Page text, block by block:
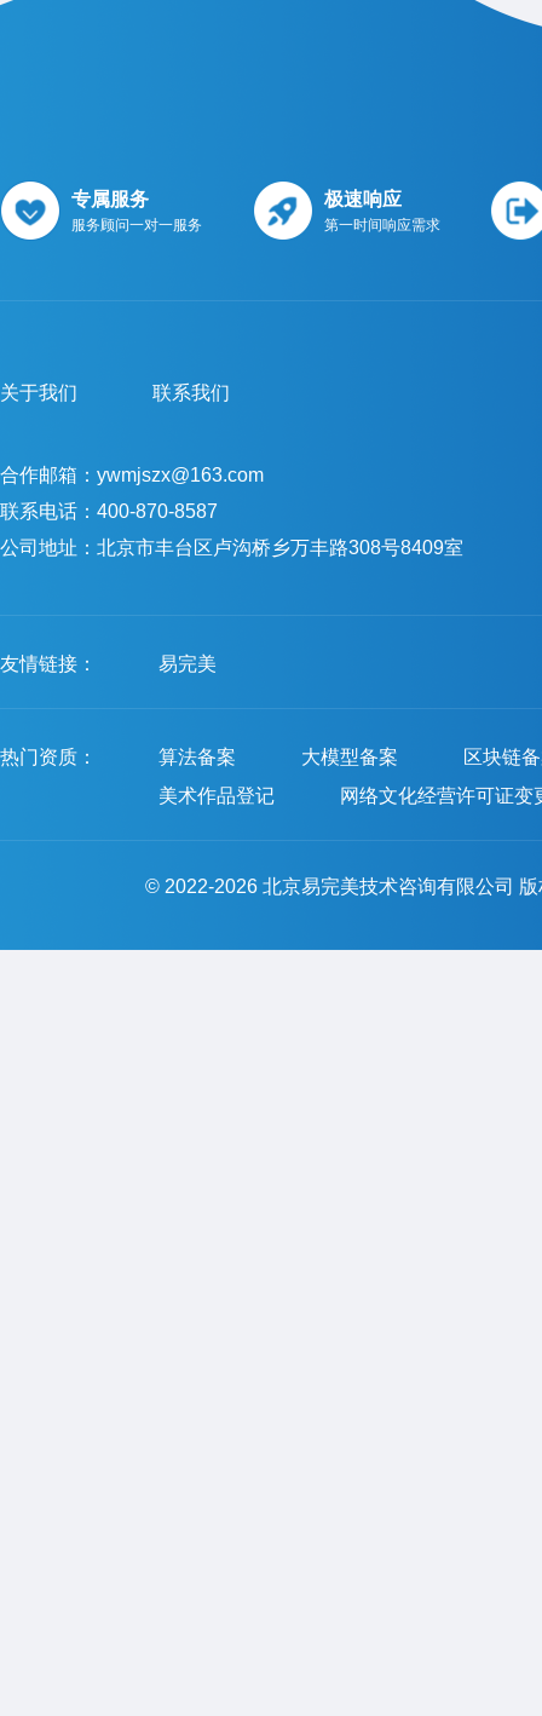
专属服务
服务顾问一对一服务
极速响应
第一时间响应需求
关于我们 联系我们
合作邮箱：ywmjszx@163.com
联系电话：400-870-8587
公司地址：北京市丰台区卢沟桥乡万丰路308号8409室
友情链接： 易完美
热门资质： 算法备案 大模型备案
区块链
美术作品登记
网络文化经营许可证变
© 2022-2026 北京易完美技术咨询有限公司 版